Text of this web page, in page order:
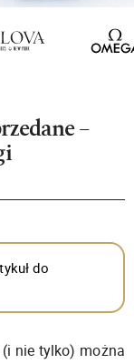
–
do
nie tylko) można